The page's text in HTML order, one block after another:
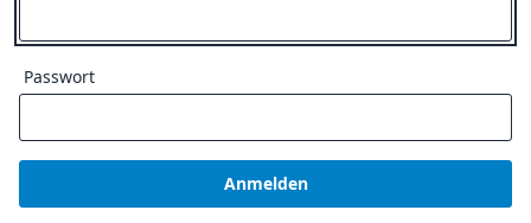
Passwort
Anmelden